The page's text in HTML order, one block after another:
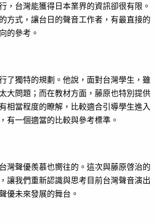
，台灣能獲得日本業界的資訊卻很有限。
方式，讓台日的聲音工作者，有最直接的
的參考。
了獨特的規劃。他說，面對台灣學生，雖
大問題；而在教材方面，藤原也特別提供
相當程度的瞭解，比較適合引導學生進入
有一個適當的比較與參考標準。
灣聲優羨慕也嚮往的。這次與藤原啓治的
讓我們重新認識與思考目前台灣聲音演出
優未來發展的舞台。